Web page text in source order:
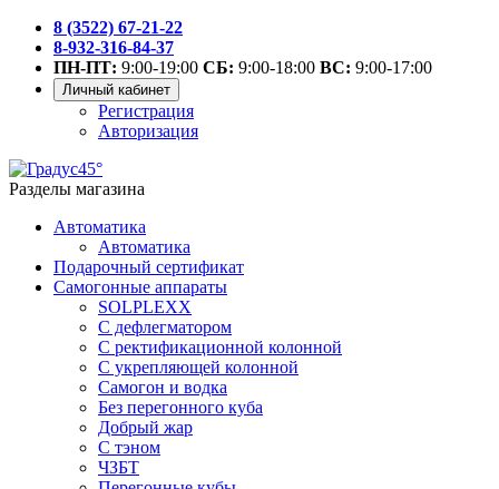
8 (3522) 67-21-22
8-932-316-84-37
ПН-ПТ: 9:00-19:00 СБ: 9:00-18:00 ВС: 9:00-17:00
Личный кабинет
Регистрация
Авторизация
Разделы магазина
Автоматика
Автоматика
Подарочный сертификат
Самогонные аппараты
SOLPLEXX
С дефлегматором
С ректификационной колонной
С укрепляющей колонной
Самогон и водка
Без перегонного куба
Добрый жар
С тэном
ЧЗБТ